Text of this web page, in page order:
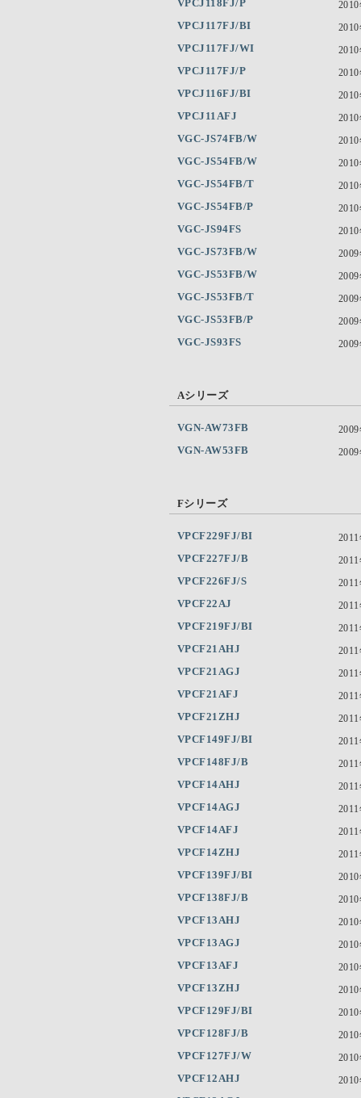
VPCJ118FJ/P
VPCJ117FJ/BI
VPCJ117FJ/WI
VPCJ117FJ/P
VPCJ116FJ/BI
VPCJ11AFJ
VGC-JS74FB/W
VGC-JS54FB/W
VGC-JS54FB/T
VGC-JS54FB/P
VGC-JS94FS
VGC-JS73FB/W
VGC-JS53FB/W
VGC-JS53FB/T
VGC-JS53FB/P
VGC-JS93FS
Aシリーズ
VGN-AW73FB
VGN-AW53FB
Fシリーズ
VPCF229FJ/BI
VPCF227FJ/B
VPCF226FJ/S
VPCF22AJ
VPCF219FJ/BI
VPCF21AHJ
VPCF21AGJ
VPCF21AFJ
VPCF21ZHJ
VPCF149FJ/BI
VPCF148FJ/B
VPCF14AHJ
VPCF14AGJ
VPCF14AFJ
VPCF14ZHJ
VPCF139FJ/BI
VPCF138FJ/B
VPCF13AHJ
VPCF13AGJ
VPCF13AFJ
VPCF13ZHJ
VPCF129FJ/BI
VPCF128FJ/B
VPCF127FJ/W
VPCF12AHJ